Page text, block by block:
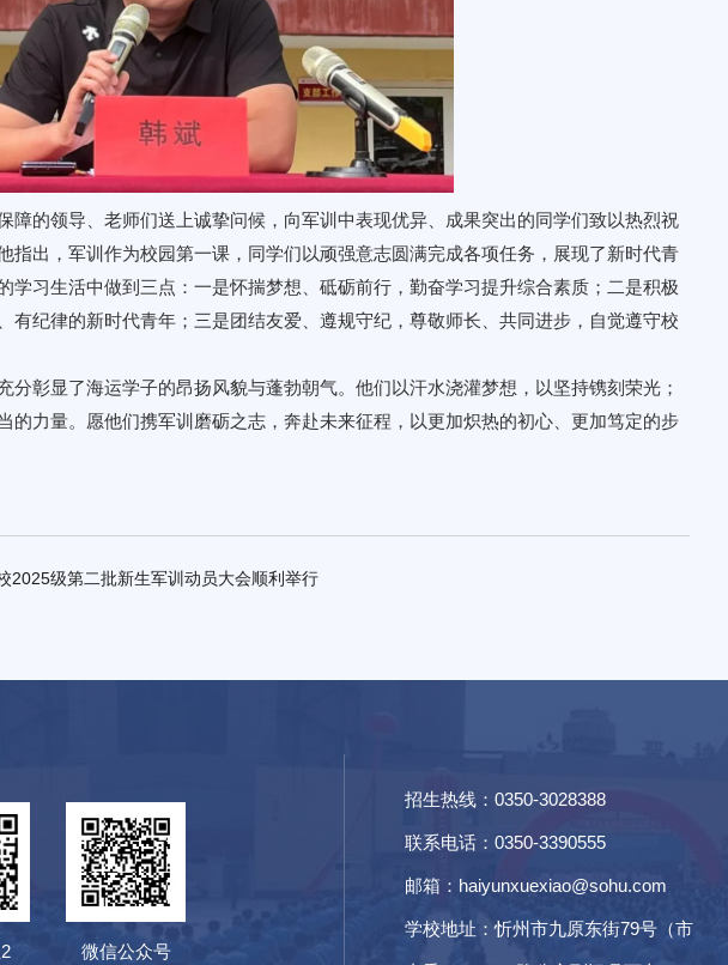
障的领导、老师们送上诚挚问候，向军训中表现优异、成果突出的同学们致以热烈祝
指出，军训作为校园第一课，同学们以顽强意志圆满完成各项任务，展现了新时代青
学习生活中做到三点：一是怀揣梦想、砥砺前行，勤奋学习提升综合素质；二是积极
有纪律的新时代青年；三是团结友爱、遵规守纪，尊敬师长、共同进步，自觉遵守校
彰显了海运学子的昂扬风貌与蓬勃朝气。他们以汗水浇灌梦想，以坚持镌刻荣光；
的力量。愿他们携军训磨砺之志，奔赴未来征程，以更加炽热的初心、更加笃定的步
级第二批新生军训动员大会顺利举行
微信公众号
招生热线：0350-3028388
联系电话：0350-3390555
邮箱：haiyunxuexiao@sohu.com
学校地址：忻州市九原东街79号（市